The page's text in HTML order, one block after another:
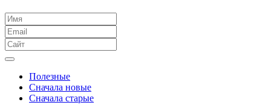
Полезные
Сначала новые
Сначала старые